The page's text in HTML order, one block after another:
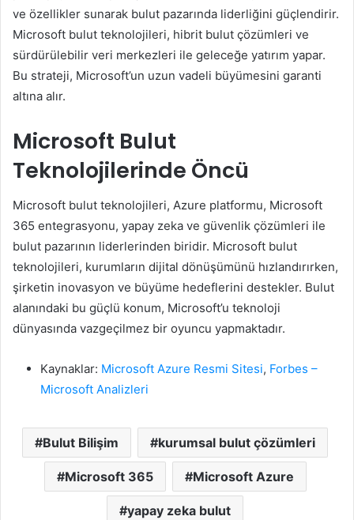
ve özellikler sunarak bulut pazarında liderliğini güçlendirir.
Microsoft bulut teknolojileri, hibrit bulut çözümleri ve
sürdürülebilir veri merkezleri ile geleceğe yatırım yapar.
Bu strateji, Microsoft’un uzun vadeli büyümesini garanti
altına alır.
Microsoft Bulut
Teknolojilerinde Öncü
Microsoft bulut teknolojileri, Azure platformu, Microsoft
365 entegrasyonu, yapay zeka ve güvenlik çözümleri ile
bulut pazarının liderlerinden biridir. Microsoft bulut
teknolojileri, kurumların dijital dönüşümünü hızlandırırken,
şirketin inovasyon ve büyüme hedeflerini destekler. Bulut
alanındaki bu güçlü konum, Microsoft’u teknoloji
dünyasında vazgeçilmez bir oyuncu yapmaktadır.
Kaynaklar: Microsoft Azure Resmi Sitesi, Forbes –
Microsoft Analizleri
Bulut Bilişim kurumsal bulut çözümleri
Microsoft 365 Microsoft Azure
yapay zeka bulut